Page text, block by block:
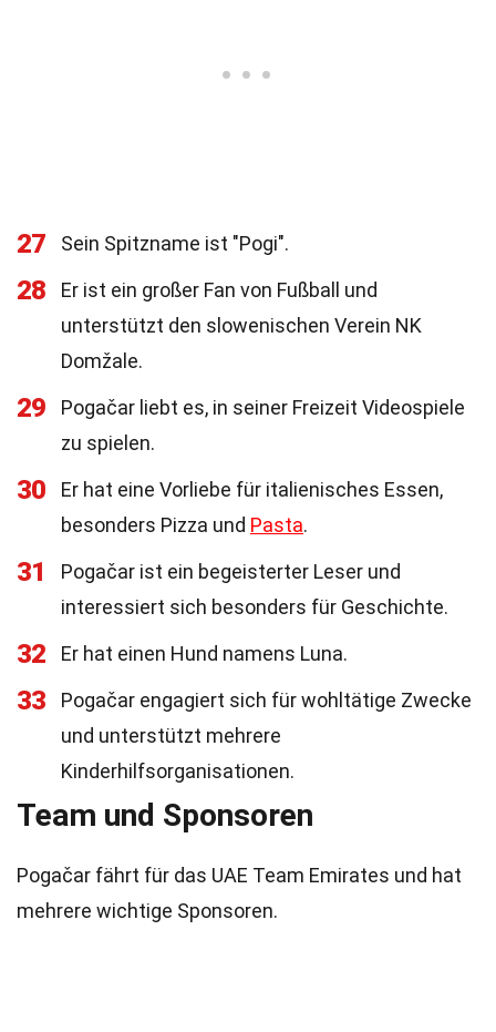
27 Sein Spitzname ist "Pogi".
28
Er ist ein großer Fan von Fußball und
unterstützt den slowenischen Verein NK
Domžale.
29
Pogačar liebt es, in seiner Freizeit Videospiele
zu spielen.
30
Er hat eine Vorliebe für italienisches Essen,
besonders Pizza und Pasta.
31
Pogačar ist ein begeisterter Leser und
interessiert sich besonders für Geschichte.
32 Er hat einen Hund namens Luna.
33
Pogačar engagiert sich für wohltätige Zwecke
und unterstützt mehrere
Kinderhilfsorganisationen.
Team und Sponsoren
Pogačar fährt für das UAE Team Emirates und hat
mehrere wichtige Sponsoren.